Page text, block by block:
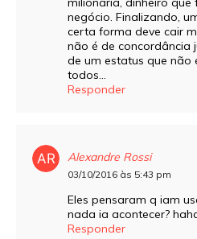
negócio. Finalizando,
certa forma deve cair
não é de concordância
de um estatus que não
todos…
Responder
Alexandre Rossi
03/10/2016 às 5:43 pm
Eles pensaram q iam
nada ia acontecer?
Responder